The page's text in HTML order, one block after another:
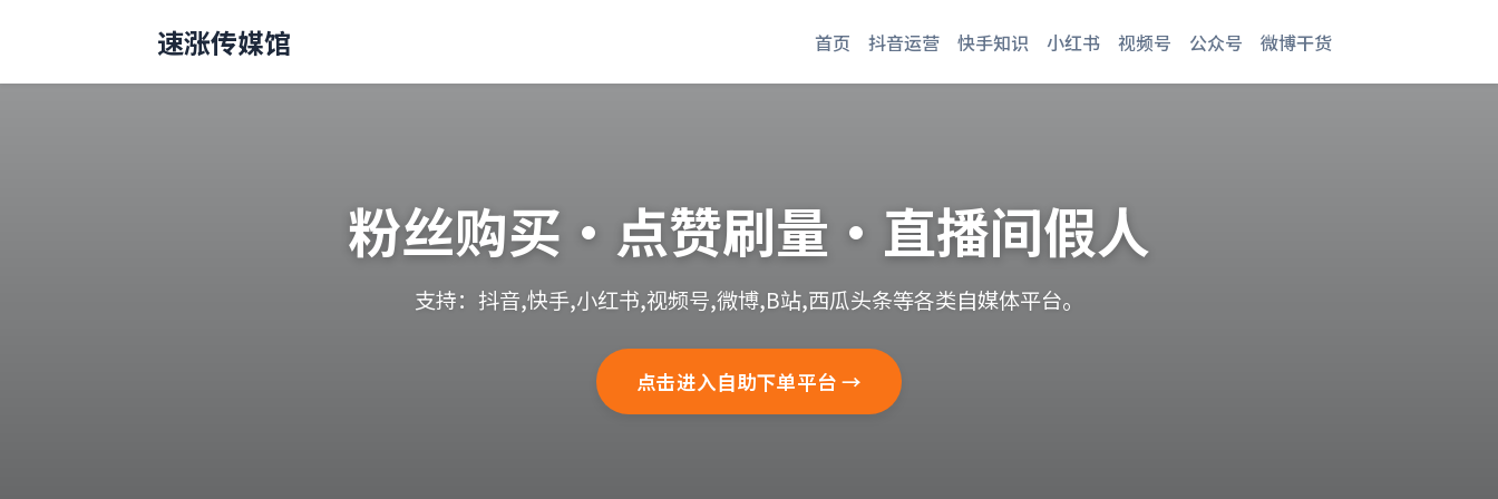
速涨传媒馆 首页 抖音运营 快手知识 小红书 视频号 公众号 微博干货
粉丝购买·点赞刷量·直播间假人
支持：抖音,快手,小红书,视频号,微博,B站,西瓜头条等各类自媒体平台。
点击进入自助下单平台 →